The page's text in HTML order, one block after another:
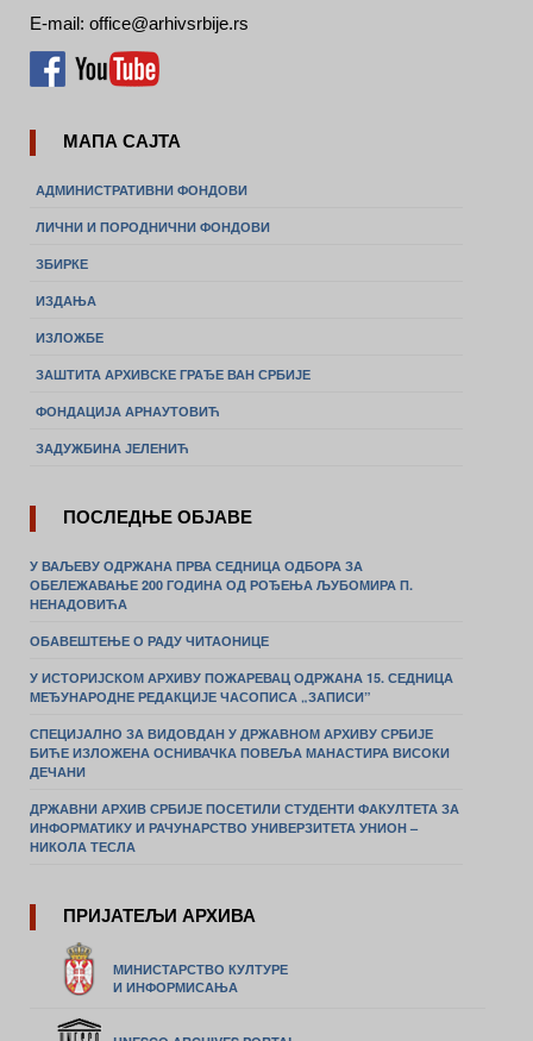
E-mail: office@arhivsrbije.rs
МАПА САЈТА
АДМИНИСТРАТИВНИ ФОНДОВИ
ЛИЧНИ И ПОРОДНИЧНИ ФОНДОВИ
ЗБИРКЕ
ИЗДАЊА
ИЗЛОЖБЕ
ЗАШТИТА АРХИВСКЕ ГРАЂЕ ВАН СРБИЈЕ
ФОНДАЦИЈА АРНАУТОВИЋ
ЗАДУЖБИНА ЈЕЛЕНИЋ
ПОСЛЕДЊЕ ОБЈАВЕ
У ВАЉЕВУ ОДРЖАНА ПРВА СЕДНИЦА ОДБОРА ЗА
ОБЕЛЕЖАВАЊЕ 200 ГОДИНА ОД РОЂЕЊА ЉУБОМИРА П.
НЕНАДОВИЋА
ОБАВЕШТЕЊЕ О РАДУ ЧИТАОНИЦЕ
У ИСТОРИЈСКОМ АРХИВУ ПОЖАРЕВАЦ ОДРЖАНА 15. СЕДНИЦА
МЕЂУНАРОДНЕ РЕДАКЦИЈЕ ЧАСОПИСА „ЗАПИСИ”
СПЕЦИЈАЛНО ЗА ВИДОВДАН У ДРЖАВНОМ АРХИВУ СРБИЈЕ
БИЋЕ ИЗЛОЖЕНА ОСНИВАЧКА ПОВЕЉА МАНАСТИРА ВИСОКИ
ДЕЧАНИ
ДРЖАВНИ АРХИВ СРБИЈЕ ПОСЕТИЛИ СТУДЕНТИ ФАКУЛТЕТА ЗА
ИНФОРМАТИКУ И РАЧУНАРСТВО УНИВЕРЗИТЕТА УНИОН –
НИКОЛА ТЕСЛА
ПРИЈАТЕЉИ АРХИВА
МИНИСТАРСТВО КУЛТУРЕ
И ИНФОРМИСАЊА